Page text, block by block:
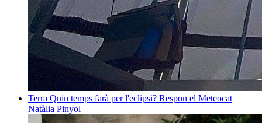
Terra Quin temps farà per l'eclipsi? Respon el Meteocat
Natàlia Pinyol